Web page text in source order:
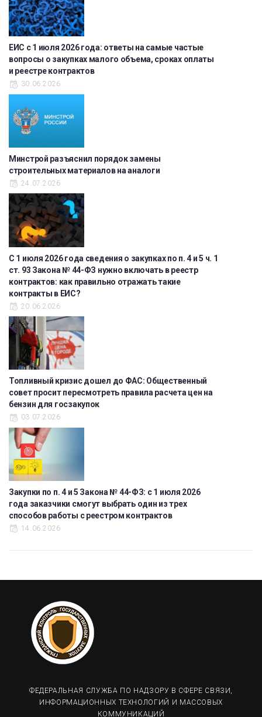
ЕИС с 1 июля 2026 года: ответы на самые частые
вопросы о закупках малого объема, сроках оплаты
и реестре контрактов
30.06.2026
Минстрой разъяснил порядок замены
строительных материалов на аналоги
24.07.2026
С 1 июля 2026 года сведения о закупках по п. 4 и 5 ч. 1
ст. 93 Закона № 44-ФЗ нужно включать в реестр
контрактов: как правильно отражать такие
контракты в ЕИС?
20.06.2026
Топливный кризис дошел до ФАС: Общественный
совет просит пересмотреть правила расчета цен на
бензин для госзакупок
03.07.2026
Закупки по п. 4 и 5 Закона № 44-ФЗ: с 1 июля 2026
года заказчики смогут выбрать один из трех
способов работы с реестром контрактов
14.06.2026
ФЕДЕРАЛЬНАЯ СЛУЖБА ПО НАДЗОРУ В СФЕРЕ СВЯЗИ,
ИНФОРМАЦИОННЫХ ТЕХНОЛОГИЙ И МАССОВЫХ
КОММУНИКАЦИЙ